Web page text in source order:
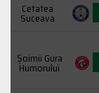
Cetatea
Suceava
Şoimii Gura
Humorului